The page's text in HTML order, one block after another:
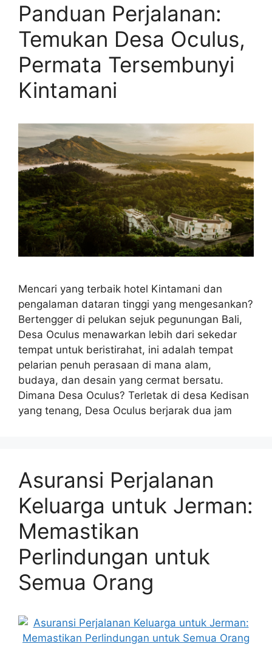
Panduan Perjalanan:
Temukan Desa Oculus,
Permata Tersembunyi
Kintamani
Mencari yang terbaik hotel Kintamani dan
pengalaman dataran tinggi yang mengesankan?
Bertengger di pelukan sejuk pegunungan Bali,
Desa Oculus menawarkan lebih dari sekedar
tempat untuk beristirahat, ini adalah tempat
pelarian penuh perasaan di mana alam,
budaya, dan desain yang cermat bersatu.
Dimana Desa Oculus? Terletak di desa Kedisan
yang tenang, Desa Oculus berjarak dua jam
Asuransi Perjalanan
Keluarga untuk Jerman:
Memastikan
Perlindungan untuk
Semua Orang